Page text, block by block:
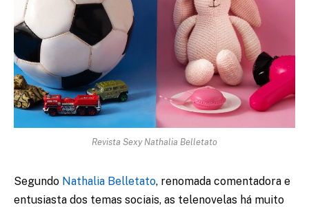
Revista Sexy Nathalia Belletato
Segundo Nathalia Belletato, renomada comentadora e
entusiasta dos temas sociais, as telenovelas há muito